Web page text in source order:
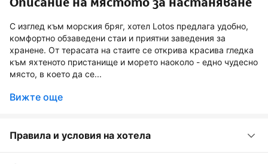
С изглед към морския бряг, хотел Lotos предлага удобно,
комфортно обзаведени стаи и приятни заведения за
хранене. От терасата на стаите се открива красива гледка
към яхтеното пристанище и морето наоколо - едно чудесно
място, в което да се...
Вижте още
Правила и условия на хотела